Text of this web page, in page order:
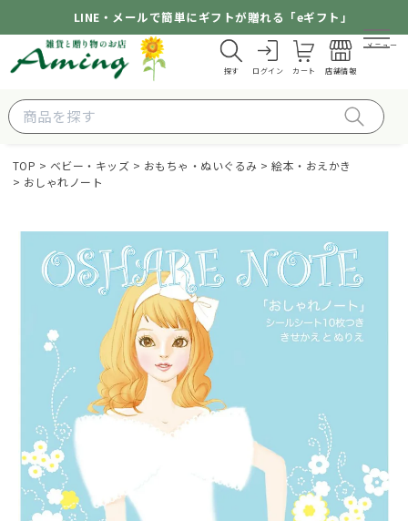
LINE・メールで簡単にギフトが贈れる「eギフト」
探す ログイン カート 店舗情報
メニュー
TOP ベビー・キッズ おもちゃ・ぬいぐるみ
絵本・おえかき
おしゃれノート